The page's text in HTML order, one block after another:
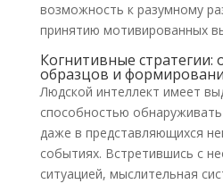
возможность к разумному
принятию мотивированных
Когнитивные стратегии:
образцов и
Людской интеллект имеет
способностью
даже в представляющихся
событиях. Встретившись с
ситуацией, мыслительная